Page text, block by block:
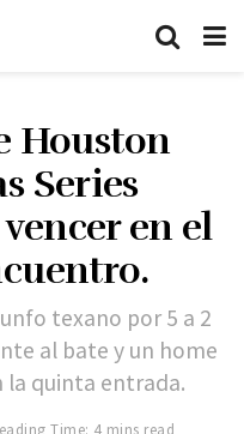
Houston
Series
en el
texano por 5 a 2
al bate y un home
la quinta entrada.
Time: 4 mins read